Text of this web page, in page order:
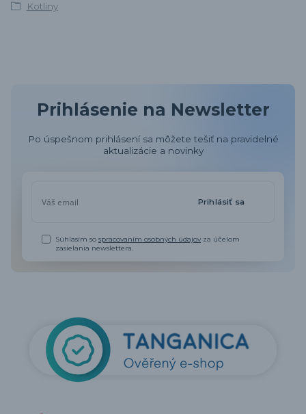
Kotliny
Prihlásenie na Newsletter
Po úspešnom prihlásení sa môžete tešiť na pravidelné
aktualizácie a novinky
Prihlásiť sa
Súhlasím sospracovaním osobných údajov za účelom
zasielania newslettera.